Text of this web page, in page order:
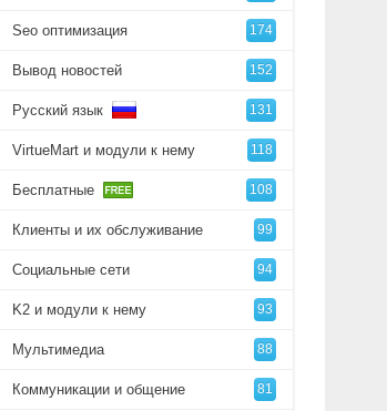
Seo оптимизация 174
Вывод новостей 152
Русский язык 131
VirtueMart и модули к нему 118
Бесплатные 108
Клиенты и их обслуживание 99
Социальные сети 94
K2 и модули к нему 93
Мультимедиа 88
Коммуникации и общение 81